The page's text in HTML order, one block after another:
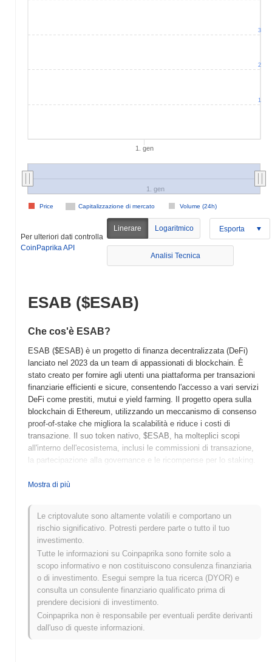
1. gen
Capitalizzazione di mercato Volume (24h)
Price
1. gen
1
2
3
Per ulteriori dati controlla
CoinPaprika API
Linerare Logaritmico Esporta
Analisi Tecnica
ESAB ($ESAB)
Che cos'è ESAB?
ESAB ($ESAB) è un progetto di finanza decentralizzata (DeFi)
lanciato nel 2023 da un team di appassionati di blockchain. È
stato creato per fornire agli utenti una piattaforma per transazioni
finanziarie efficienti e sicure, consentendo l'accesso a vari servizi
DeFi come prestiti, mutui e yield farming. Il progetto opera sulla
blockchain di Ethereum, utilizzando un meccanismo di consenso
proof-of-stake che migliora la scalabilità e riduce i costi di
transazione. Il suo token nativo, $ESAB, ha molteplici scopi
all'interno dell'ecosistema, inclusi le commissioni di transazione,
la partecipazione alla governance e le ricompense per lo staking.
della finanza tradizionale con la tecnologia blockchain, offrendo
sicurezza e trasparenza. Questo lo posiziona come un attore
significativo nel panorama DeFi in rapida evoluzione, rivolgendosi
sia a utenti novizi che esperti che cercano di sfruttare soluzioni
finanziarie decentralizzate.
Quando e come è iniziato ESAB?
ESAB è nato a marzo 2021 quando il team fondatore ha
pubblicato il proprio whitepaper, delineando la visione e il
framework tecnico del progetto. Il progetto ha lanciato il suo
testnet a giugno 2021, consentendo a sviluppatori e primi
adottanti di sperimentare le sue funzionalità. Dopo la fase di test
Mostra di più
Le criptovalute sono altamente volatili e comportano un
rischio significativo. Potresti perdere parte o tutto il tuo
investimento.
Tutte le informazioni su Coinpaprika sono fornite solo a
scopo informativo e non costituiscono consulenza finanziaria
o di investimento. Esegui sempre la tua ricerca (DYOR) e
consulta un consulente finanziario qualificato prima di
prendere decisioni di investimento.
Coinpaprika non è responsabile per eventuali perdite derivanti
dall'uso di queste informazioni.